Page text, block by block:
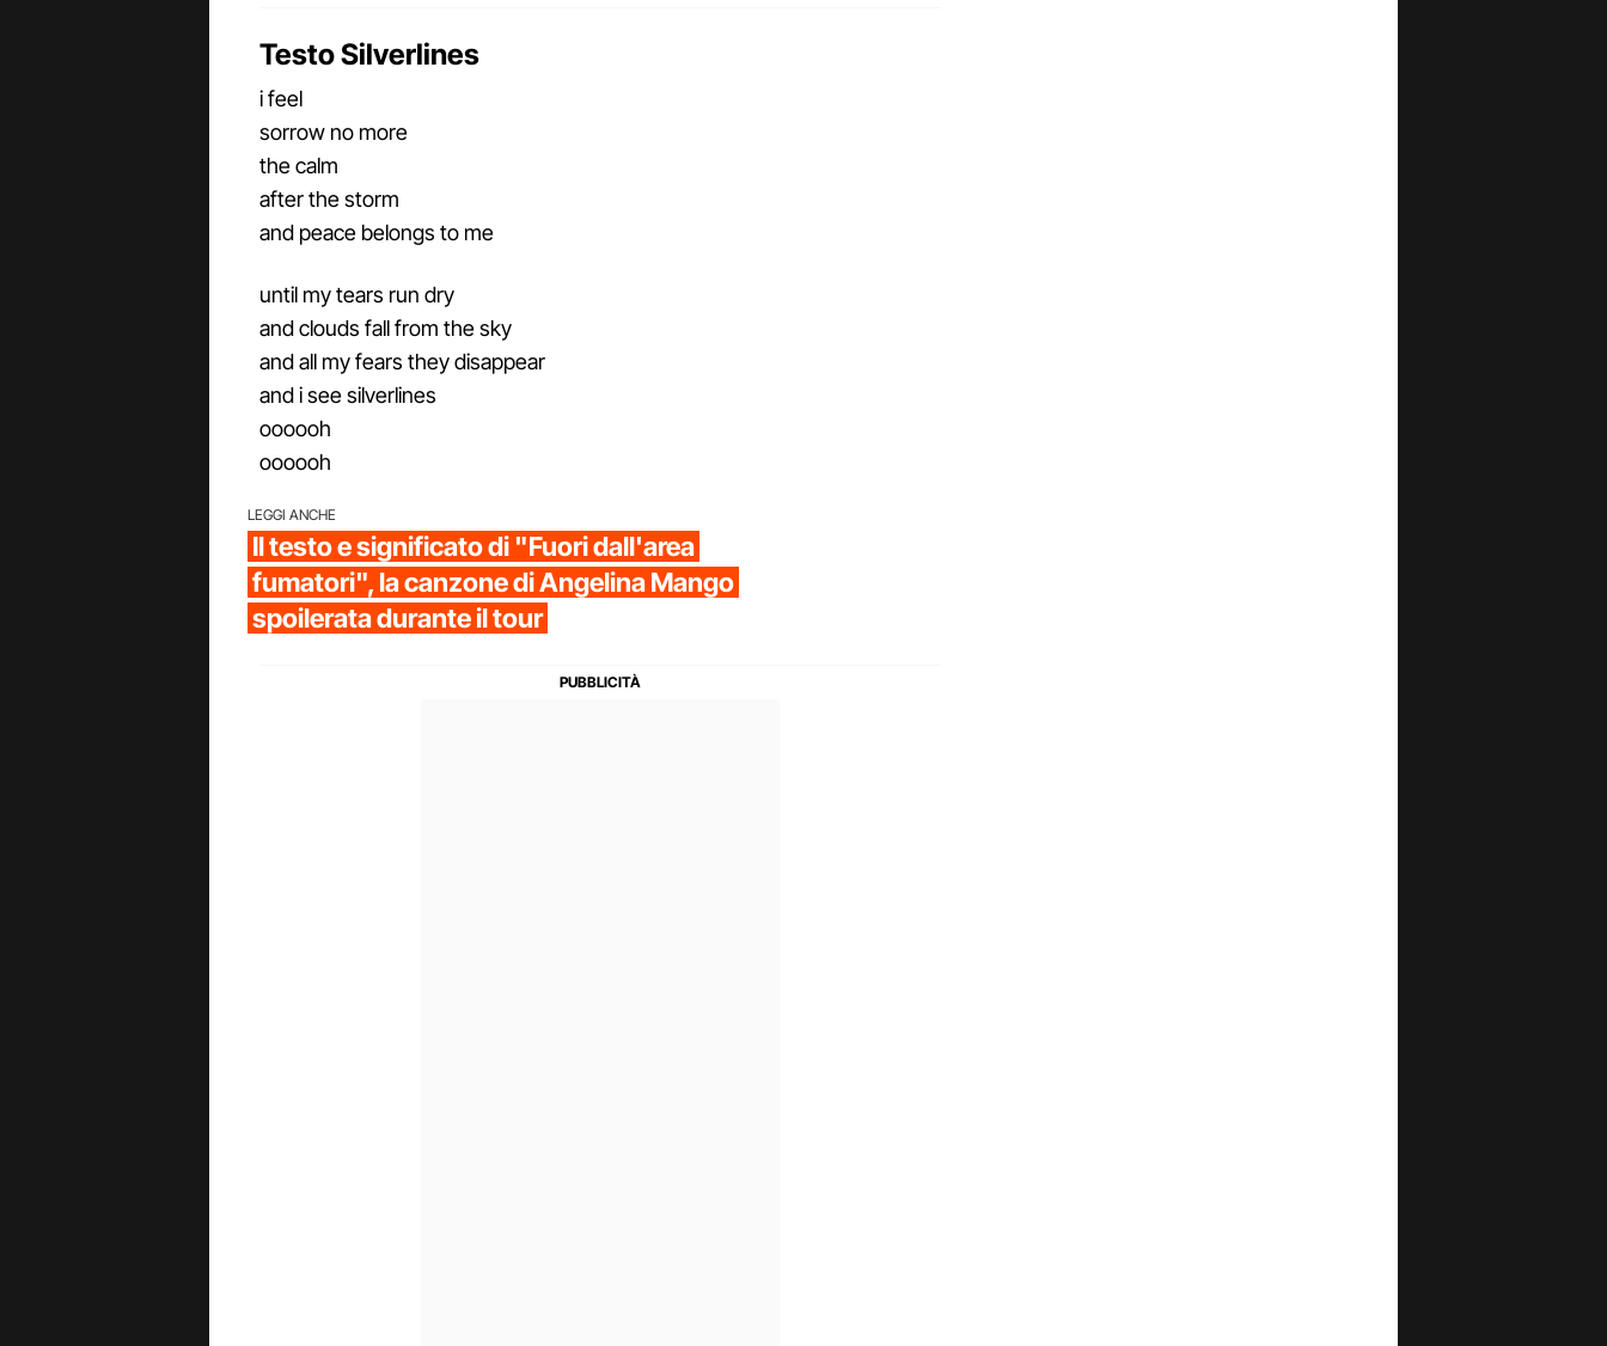
Testo Silverlines
i feel
sorrow no more
the calm
after the storm
and peace belongs to me
until my tears run dry
and clouds fall from the sky
and all my fears they disappear
and i see silverlines
oooooh
oooooh
LEGGI ANCHE
Il testo e significato di "Fuori dall'area
fumatori", la canzone di Angelina Mango
spoilerata durante il tour